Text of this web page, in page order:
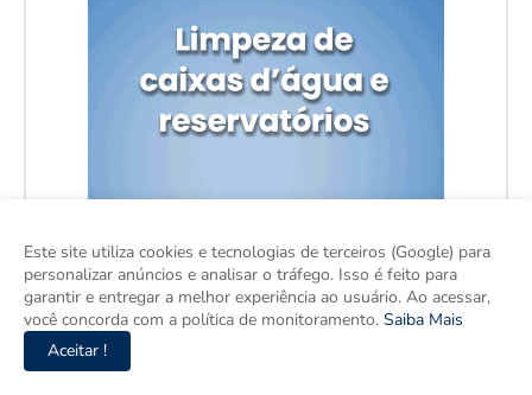
Este site utiliza cookies e tecnologias de terceiros (Google) para
personalizar anúncios e analisar o tráfego. Isso é feito para
garantir e entregar a melhor experiência ao usuário. Ao acessar,
você concorda com a política de monitoramento. Saiba Mais
Aceitar !